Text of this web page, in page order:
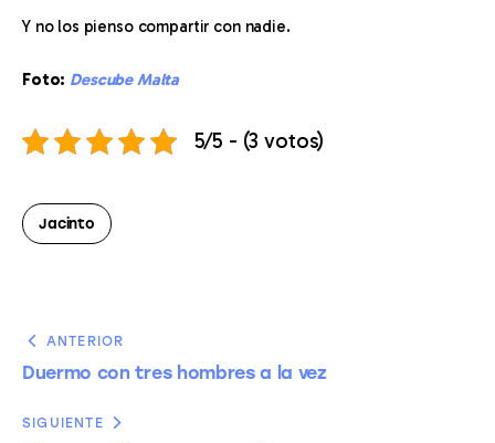
Y no los pienso compartir con nadie.
Foto: Descube Malta
5/5 - (3 votos)
Jacinto
ANTERIOR
Duermo con tres hombres a la vez
SIGUIENTE